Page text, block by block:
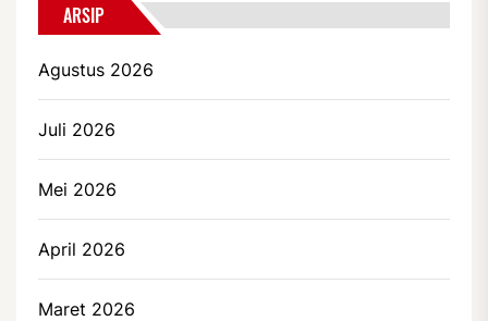
ARSIP
Agustus 2026
Juli 2026
Mei 2026
April 2026
Maret 2026